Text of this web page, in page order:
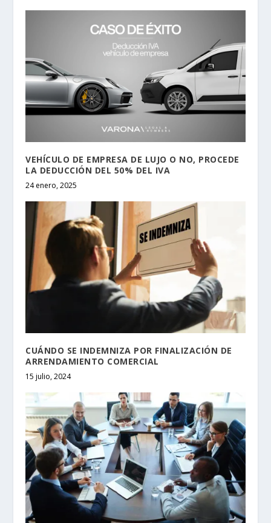
VEHÍCULO DE EMPRESA DE LUJO O NO, PROCEDE
LA DEDUCCIÓN DEL 50% DEL IVA
24 enero, 2025
CUÁNDO SE INDEMNIZA POR FINALIZACIÓN DE
ARRENDAMIENTO COMERCIAL
15 julio, 2024